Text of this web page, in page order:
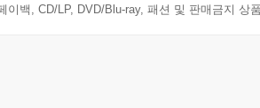
이백, CD/LP, DVD/Blu-ray, 패션 및 판매금지 상